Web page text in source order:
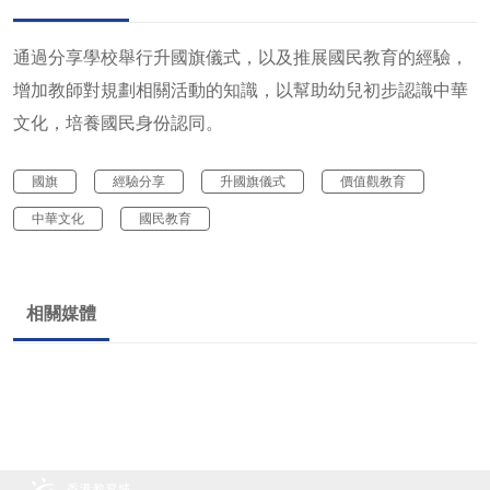
通過分享學校舉行升國旗儀式，以及推展國民教育的經驗，
增加教師對規劃相關活動的知識，以幫助幼兒初步認識中華
文化，培養國民身份認同。
國旗 經驗分享 升國旗儀式 價值觀教育
中華文化 國民教育
相關媒體